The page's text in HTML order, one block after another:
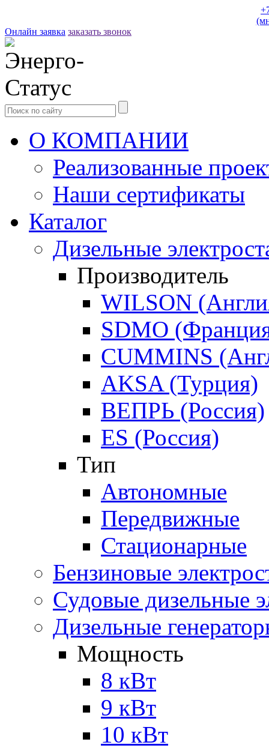
Онлайн заявка заказать звонок
О КОМПАНИИ
Реализованные
Наши сертификаты
Каталог
Дизельные
Производитель
WILSON
SDMO
CUMMINS
AKSA (Турция)
ВЕПРЬ (Россия)
ES (Россия)
Тип
Автономные
Передвижные
Стационарные
Бензиновые
Судовые дизельные
Дизельные
Мощность
8 кВт
9 кВт
10 кВт